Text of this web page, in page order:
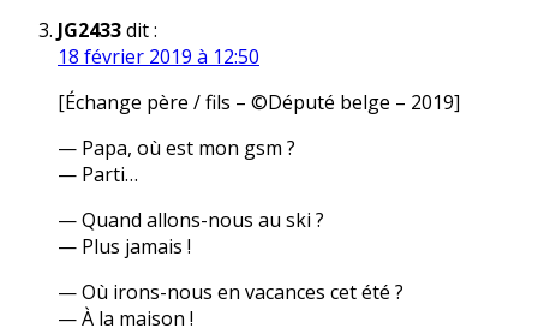
JG2433dit :
18 février 2019 à 12:50
[Échange père / fils – ©Député belge – 2019]
— Papa, où est mon gsm ?
— Parti…
— Quand allons-nous au ski ?
— Plus jamais !
— Où irons-nous en vacances cet été ?
— À la maison !